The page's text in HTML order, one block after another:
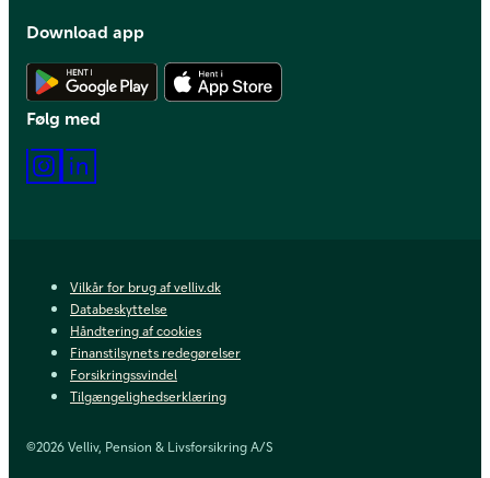
Download app
Hent Android app
Følg med
Instagram
Vilkår for brug af velliv.dk
Databeskyttelse
Håndtering af cookies
Finanstilsynets redegørelser
Forsikringssvindel
Tilgængelighedserklæring
©2026 Velliv, Pension & Livsforsikring A/S